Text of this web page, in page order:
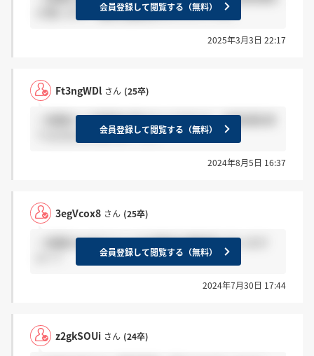
が遅いので、最低1週間はかかりそうです。
会員登録して閲覧する（無料）
2025年3月3日 22:17
Ft3ngWDl さん (25卒)
一般職の一次面接を受けたんですけど、結果通知来
てる方おられますか（ ; ; ）
会員登録して閲覧する（無料）
2024年8月5日 16:37
3egVcox8 さん (25卒)
一般職のwebテストとES通過の連絡来た方います
会員登録して閲覧する（無料）
2024年7月30日 17:44
z2gkSOUi さん (24卒)